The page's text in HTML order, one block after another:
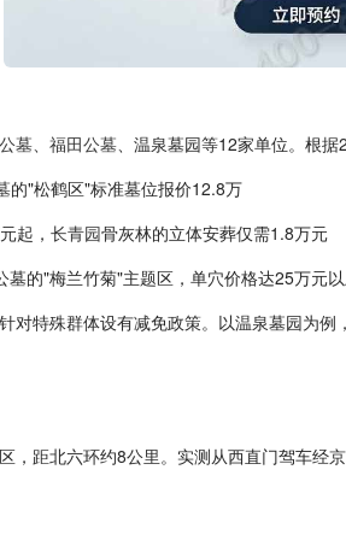
墓 福田公墓 、温泉墓园等12家单位。根
的"松鹤区"标准墓位报价12.8万
起， 长青园骨灰林的立体安葬仅需1.8万元
的"梅兰竹菊"主题区，单穴价格达25万元
特殊群体设有减免政策。以温泉墓园为
，距北六环约8公里。实测从西直门驾车